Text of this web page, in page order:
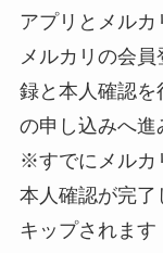
アプリとメルカ
メルカリの会
録と本人確認を
の申し込みへ進
※すでにメルカ
本人確認が完了
キップされます